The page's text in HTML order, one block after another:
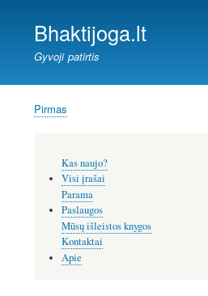
Bhaktijoga.lt
Gyvoji patirtis
Kelias
Pirmas
meniu
Kas naujo?
Visi įrašai
Parama
Paslaugos
Mūsų išleistos knygos
Kontaktai
Apie